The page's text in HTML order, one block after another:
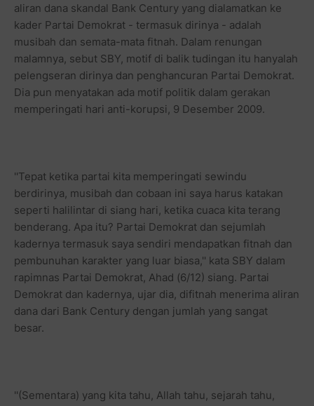
aliran dana skandal Bank Century yang dialamatkan ke
kader Partai Demokrat - termasuk dirinya - adalah
musibah dan semata-mata fitnah. Dalam renungan
malamnya, sebut SBY, motif di balik tudingan itu hanyalah
pelengseran dirinya dan penghancuran Partai Demokrat.
Dia pun menyatakan ada motif politik dalam gerakan
memperingati hari anti-korupsi, 9 Desember 2009.
''Tepat ketika partai kita memperingati sewindu
berdirinya, musibah dan cobaan ini saya harus katakan
seperti halilintar di siang hari, ketika cuaca kita terang
benderang. Apa itu? Partai Demokrat dan sejumlah
kadernya termasuk saya sendiri mendapatkan fitnah dan
pembunuhan karakter yang luar biasa,'' kata SBY dalam
rapimnas Partai Demokrat, Ahad (6/12) siang. Partai
Demokrat dan kadernya, ujar dia, difitnah menerima aliran
dana dari Bank Century dengan jumlah yang sangat
besar.
''(Sementara) yang kita tahu, Allah tahu, sejarah tahu,